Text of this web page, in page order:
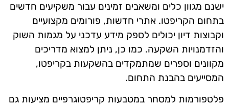
ישנם מגוון כלים ומשאבים זמינים עבור משקיעים חדשים
בתחום הקריפטו. אתרי חדשות, פורומים מקצועיים
וקבוצות דיון יכולים לספק מידע עדכני על מגמות השוק
והזדמנויות השקעה. כמו כן, ניתן למצוא מדריכים
מקוונים וספרים שמתמקדים בהשקעות בקריפטו,
המסייעים בהבנת התחום.
פלטפורמות למסחר במטבעות קריפטוגרפיים מציעות גם